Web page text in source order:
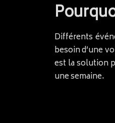
Différents
besoin d’une
est la solution
une semaine.